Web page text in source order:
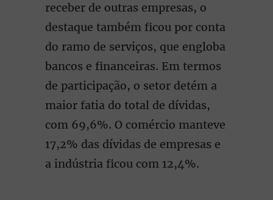
receber de outras empresas, o
destaque também ficou por conta
do ramo de serviços, que engloba
bancos e financeiras. Em termos
de participação, o setor detém a
maior fatia do total de dívidas,
com 69,6%. O comércio manteve
17,2% das dívidas de empresas e
a indústria ficou com 12,4%.